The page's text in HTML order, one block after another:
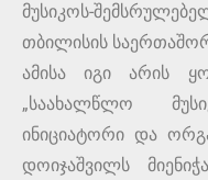
მუსიკოს-
თბილისის
ამისა იგი არის
„საახალწლო
ინიციატორი და
დოიჯაშვილს